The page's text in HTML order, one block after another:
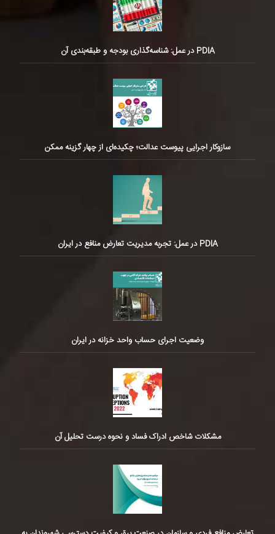
PDIA در عمل: شناسه‌گذاری بودجه و طبقه‌بندی آن
سازوکار اجرایی پیوست عدالت؛ چکیده‌ای از چهار گزینه ممکن
PDIA در عمل: تجربه مدیریت تعارض منافع در ایران
وضعیت اجرای حساب واحد خزانه در ایران
مشکلات شاخص ادراک فساد و نحوه درست تحلیل آن